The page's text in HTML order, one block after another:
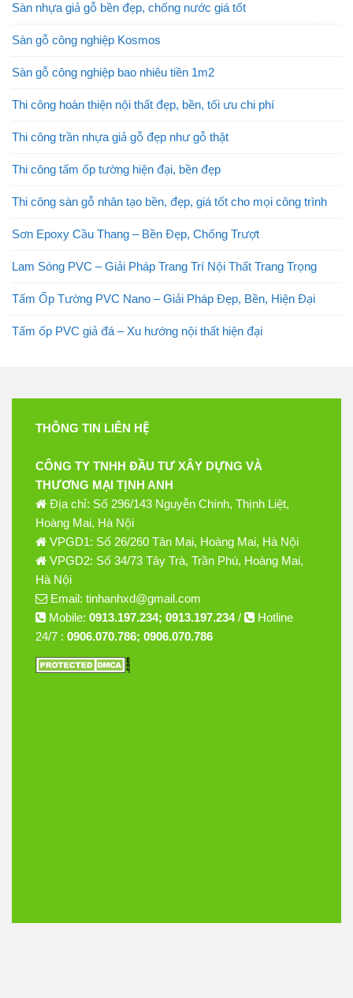
Sàn nhựa giả gỗ bền đẹp, chống nước giá tốt
Sàn gỗ công nghiệp Kosmos
Sàn gỗ công nghiệp bao nhiêu tiền 1m2
Thi công hoàn thiện nội thất đẹp, bền, tối ưu chi phí
Thi công trần nhựa giả gỗ đẹp như gỗ thật
Thi công tấm ốp tường hiện đại, bền đẹp
Thi công sàn gỗ nhân tạo bền, đẹp, giá tốt cho mọi công trình
Sơn Epoxy Cầu Thang – Bền Đẹp, Chống Trượt
Lam Sóng PVC – Giải Pháp Trang Trí Nội Thất Trang Trọng
Tấm Ốp Tường PVC Nano – Giải Pháp Đẹp, Bền, Hiện Đại
Tấm ốp PVC giả đá – Xu hướng nội thất hiện đại
THÔNG TIN LIÊN HỆ
CÔNG TY TNHH ĐẦU TƯ XÂY DỰNG VÀ
THƯƠNG MẠI TỊNH ANH
Địa chỉ: Số 296/143 Nguyễn Chính, Thịnh Liệt,
Hoàng Mai, Hà Nội
VPGD1: Số 26/260 Tân Mai, Hoàng Mai, Hà Nội
VPGD2: Số 34/73 Tây Trà, Trần Phú, Hoàng Mai,
Hà Nội
Email: tinhanhxd@gmail.com
Mobile: 0913.197.234; 0913.197.234/
Hotline
24/7 : 0906.070.786; 0906.070.786